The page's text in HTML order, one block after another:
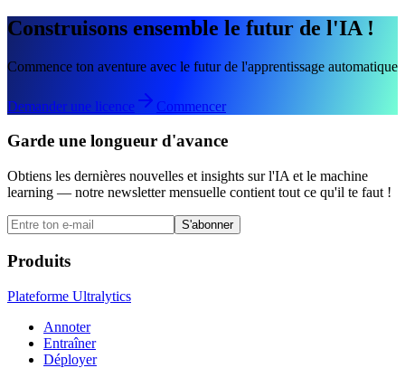
Construisons ensemble le futur de l'IA !
Commence ton aventure avec le futur de l'apprentissage automatique
Demander une licence Commencer
Garde une longueur d'avance
Obtiens les dernières nouvelles et insights sur l'IA et le machine
learning — notre newsletter mensuelle contient tout ce qu'il te faut !
S'abonner
Produits
Plateforme Ultralytics
Annoter
Entraîner
Déployer